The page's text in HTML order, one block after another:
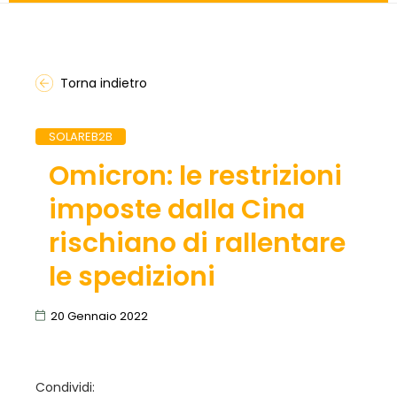
Torna indietro
SOLAREB2B
Omicron: le restrizioni
imposte dalla Cina
rischiano di rallentare
le spedizioni
20 Gennaio 2022
Condividi: